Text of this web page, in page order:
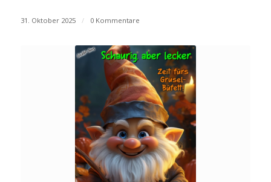
31. Oktober 2025 / 0 Kommentare